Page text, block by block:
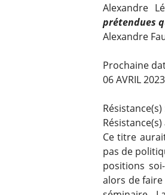
Alexandre
prétendues
Alexandre
Prochaine
06 AVRIL
Ce titre
pas de
positions
alors de faire